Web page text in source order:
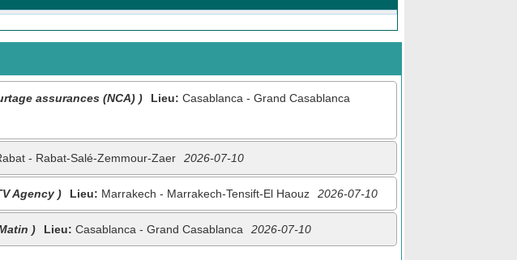
assurances (NCA) ) Lieu: Casablanca - Grand Casablanca
- Rabat-Salé-Zemmour-Zaer 2026-07-10
Agency ) Lieu: Marrakech - Marrakech-Tensift-El Haouz 2026-07-10
) Lieu: Casablanca - Grand Casablanca 2026-07-10